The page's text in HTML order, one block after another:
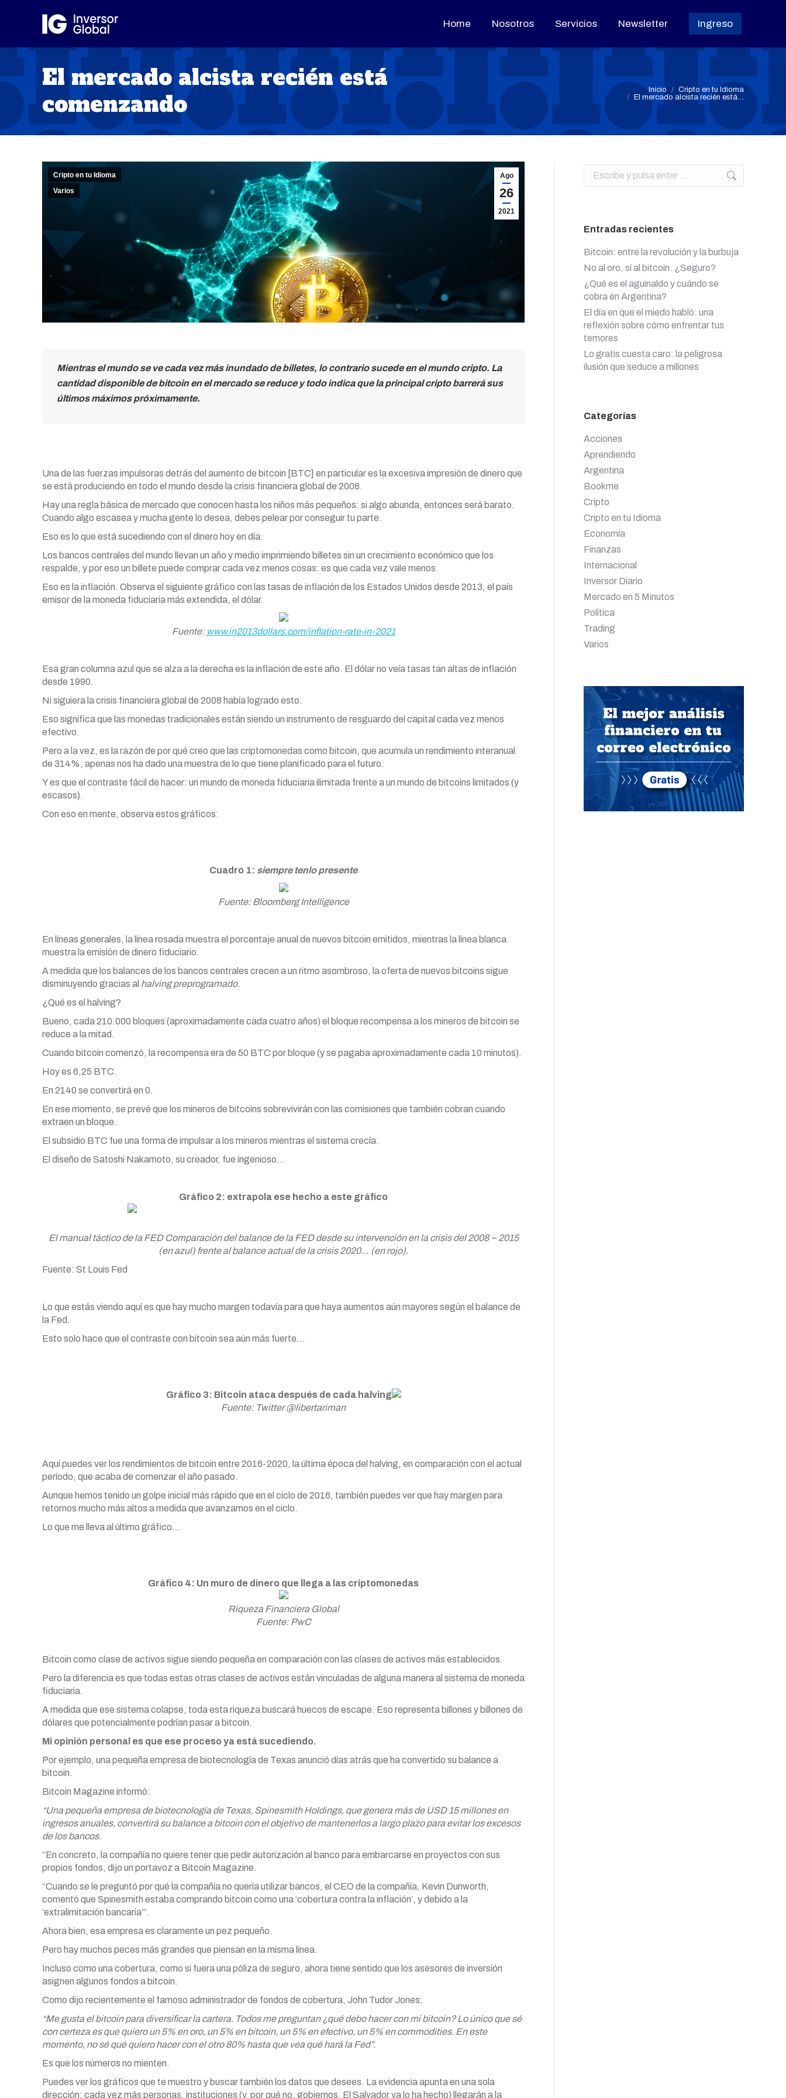
Home Nosotros Servicios Newsletter Ingreso
El mercado alcista recién está
comenzando
Estás aquí: Inicio
Cripto en tu Idioma
El mercado alcista recién está…
Ago
26
2021
Cripto en tu Idioma
Varios
Mientras el mundo se ve cada vez más inundado de billetes, lo contrario sucede en el mundo cripto. La
cantidad disponible de bitcoin en el mercado se reduce y todo indica que la principal cripto barrerá sus
últimos máximos próximamente.
Una de las fuerzas impulsoras detrás del aumento de bitcoin [BTC] en particular es la excesiva impresión de dinero que
se está produciendo en todo el mundo desde la crisis financiera global de 2008.
Hay una regla básica de mercado que conocen hasta los niños más pequeños: si algo abunda, entonces será barato.
Cuando algo escasea y mucha gente lo desea, debes pelear por conseguir tu parte.
Eso es lo que está sucediendo con el dinero hoy en día.
Los bancos centrales del mundo llevan un año y medio imprimiendo billetes sin un crecimiento económico que los
respalde, y por eso un billete puede comprar cada vez menos cosas: es que cada vez vale menos.
Eso es la inflación. Observa el siguiente gráfico con las tasas de inflación de los Estados Unidos desde 2013, el país
emisor de la moneda fiduciaria más extendida, el dólar.
Fuente: www.in2013dollars.com/inflation-rate-in-2021
Esa gran columna azul que se alza a la derecha es la inflación de este año. El dólar no veía tasas tan altas de inflación
desde 1990.
Ni siguiera la crisis financiera global de 2008 había logrado esto.
Eso significa que las monedas tradicionales están siendo un instrumento de resguardo del capital cada vez menos
efectivo.
Pero a la vez, es la razón de por qué creo que las criptomonedas como bitcoin, que acumula un rendimiento interanual
de 314%, apenas nos ha dado una muestra de lo que tiene planificado para el futuro.
Y es que el contraste fácil de hacer: un mundo de moneda fiduciaria ilimitada frente a un mundo de bitcoins limitados (y
escasos).
Con eso en mente, observa estos gráficos:
Cuadro 1: siempre tenlo presente
Fuente: Bloomberg Intelligence
En líneas generales, la línea rosada muestra el porcentaje anual de nuevos bitcoin emitidos, mientras la línea blanca
muestra la emisión de dinero fiduciario.
A medida que los balances de los bancos centrales crecen a un ritmo asombroso, la oferta de nuevos bitcoins sigue
disminuyendo gracias al halving preprogramado.
¿Qué es el halving?
Bueno, cada 210.000 bloques (aproximadamente cada cuatro años) el bloque recompensa a los mineros de bitcoin se
reduce a la mitad.
Cuando bitcoin comenzó, la recompensa era de 50 BTC por bloque (y se pagaba aproximadamente cada 10 minutos).
Hoy es 6,25 BTC.
En 2140 se convertirá en 0.
En ese momento, se prevé que los mineros de bitcoins sobrevivirán con las comisiones que también cobran cuando
extraen un bloque.
El subsidio BTC fue una forma de impulsar a los mineros mientras el sistema crecía.
El diseño de Satoshi Nakamoto, su creador, fue ingenioso…
Gráfico 2: extrapola ese hecho a este gráfico
El manual táctico de la FED Comparación del balance de la FED desde su intervención en la crisis del 2008 ~ 2015
(en azul) frente al balance actual de la crisis 2020… (en rojo).
Fuente: St Louis Fed
Lo que estás viendo aquí es que hay mucho margen todavía para que haya aumentos aún mayores según el balance de
la Fed.
Esto solo hace que el contraste con bitcoin sea aún más fuerte…
Gráfico 3: Bitcoin ataca después de cada halving
Fuente: Twitter @libertariman
Aquí puedes ver los rendimientos de bitcoin entre 2016-2020, la última época del halving, en comparación con el actual
período, que acaba de comenzar el año pasado.
Aunque hemos tenido un golpe inicial más rápido que en el ciclo de 2016, también puedes ver que hay margen para
retornos mucho más altos a medida que avanzamos en el ciclo.
Lo que me lleva al último gráfico…
Gráfico 4: Un muro de dinero que llega a las criptomonedas
Riqueza Financiera Global
Fuente: PwC
Bitcoin como clase de activos sigue siendo pequeña en comparación con las clases de activos más establecidos.
Pero la diferencia es que todas estas otras clases de activos están vinculadas de alguna manera al sistema de moneda
fiduciaria.
A medida que ese sistema colapse, toda esta riqueza buscará huecos de escape. Eso representa billones y billones de
dólares que potencialmente podrían pasar a bitcoin.
Mi opinión personal es que ese proceso ya está sucediendo.
Por ejemplo, una pequeña empresa de biotecnología de Texas anunció días atrás que ha convertido su balance a
bitcoin.
Bitcoin Magazine informó:
“Una pequeña empresa de biotecnología de Texas, Spinesmith Holdings, que genera más de USD 15 millones en
ingresos anuales, convertirá su balance a bitcoin con el objetivo de mantenerlos a largo plazo para evitar los excesos
de los bancos.
“En concreto, la compañía no quiere tener que pedir autorización al banco para embarcarse en proyectos con sus
propios fondos, dijo un portavoz a Bitcoin Magazine.
“Cuando se le preguntó por qué la compañía no quería utilizar bancos, el CEO de la compañía, Kevin Dunworth,
comentó que Spinesmith estaba comprando bitcoin como una ‘cobertura contra la inflación’, y debido a la
‘extralimitación bancaria’”.
Ahora bien, esa empresa es claramente un pez pequeño.
Pero hay muchos peces más grandes que piensan en la misma línea.
Incluso como una cobertura, como si fuera una póliza de seguro, ahora tiene sentido que los asesores de inversión
asignen algunos fondos a bitcoin.
Como dijo recientemente el famoso administrador de fondos de cobertura, John Tudor Jones:
“Me gusta el bitcoin para diversificar la cartera. Todos me preguntan ¿qué debo hacer con mi bitcoin? Lo único que sé
con certeza es que quiero un 5% en oro, un 5% en bitcoin, un 5% en efectivo, un 5% en commodities. En este
momento, no sé qué quiero hacer con el otro 80% hasta que vea qué hará la Fed”.
Es que los números no mienten.
Puedes ver los gráficos que te muestro y buscar también los datos que desees. La evidencia apunta en una sola
dirección: cada vez más personas, instituciones (y, por qué no, gobiernos, El Salvador ya lo ha hecho) llegarán a la
Buscar:
Entradas recientes
Bitcoin: entre la revolución y la burbuja
No al oro, sí al bitcoin. ¿Seguro?
¿Qué es el aguinaldo y cuándo se
cobra en Argentina?
El día en que el miedo habló: una
reflexión sobre cómo enfrentar tus
temores
Lo gratis cuesta caro: la peligrosa
ilusión que seduce a millones
Categorías
Acciones
Aprendiendo
Argentina
Bookme
Cripto
Cripto en tu Idioma
Economía
Finanzas
Internacional
Inversor Diario
Mercado en 5 Minutos
Política
Trading
Varios
Home Nosotros Servicios Newsletter Ingreso